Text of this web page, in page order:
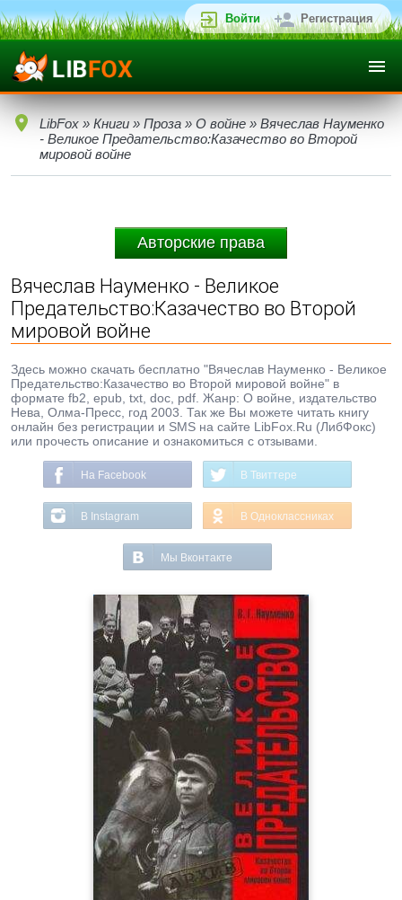
Войти Регистрация
LibFox » Книги » Проза » О войне » Вячеслав Науменко
- Великое Предательство:Казачество во Второй
мировой войне
Авторские права
Вячеслав Науменко - Великое
Предательство:Казачество во Второй
мировой войне
Здесь можно скачать бесплатно "Вячеслав Науменко - Великое
Предательство:Казачество во Второй мировой войне" в
формате fb2, epub, txt, doc, pdf. Жанр: О войне, издательство
Нева, Олма-Пресс, год 2003. Так же Вы можете читать книгу
онлайн без регистрации и SMS на сайте LibFox.Ru (ЛибФокс)
или прочесть описание и ознакомиться с отзывами.
На Facebook В Твиттере
В Instagram В Одноклассниках
Мы Вконтакте